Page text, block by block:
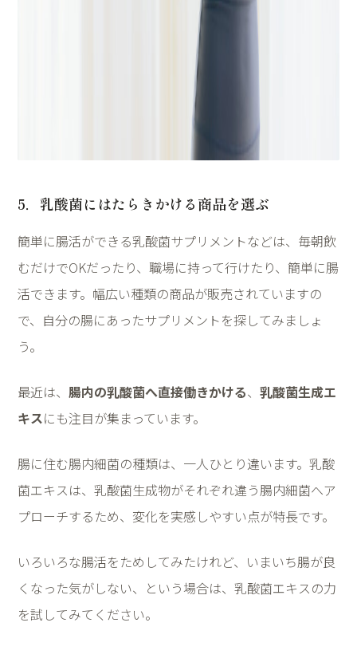
5．乳酸菌にはたらきかける商品を選ぶ
簡単に腸活ができる乳酸菌サプリメントなどは、毎朝飲
むだけでOKだったり、職場に持って行けたり、簡単に腸
活できます。幅広い種類の商品が販売されていますの
で、自分の腸にあったサプリメントを探してみましょ
う。
最近は、 腸内の乳酸菌へ直接働きかける、 乳酸菌生成エ
キスにも注目が集まっています。
腸に住む腸内細菌の種類は、一人ひとり違います。乳酸
菌エキスは、乳酸菌生成物がそれぞれ違う腸内細菌へア
プローチするため、変化を実感しやすい点が特長です。
いろいろな腸活をためしてみたけれど、いまいち腸が良
くなった気がしない、という場合は、乳酸菌エキスの力
を試してみてください。